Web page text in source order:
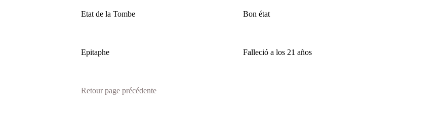
Etat de la Tombe Bon état
Epitaphe Falleció a los 21 años
Retour page précédente